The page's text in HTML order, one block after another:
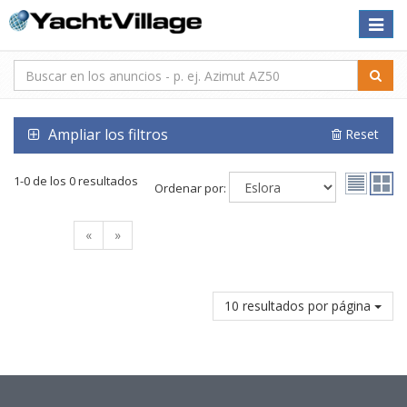
Toggle
Ampliar los filtros Reset
1-0 de los 0 resultados Ordenar por:
« »
10 resultados por página